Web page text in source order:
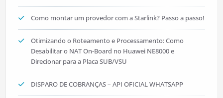
Como montar um provedor com a Starlink? Passo a passo!
Otimizando o Roteamento e Processamento: Como
Desabilitar o NAT On-Board no Huawei NE8000 e
Direcionar para a Placa SUB/VSU
DISPARO DE COBRANÇAS – API OFICIAL WHATSAPP